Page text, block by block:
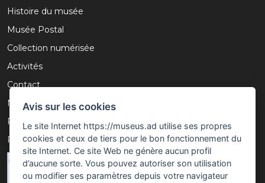
Histoire du musée
Musée Postal
Collection numérisée
Activités
Contact
Mention légale
Politique de confidentialité
Politique de cookies
Avis sur les cookies
Le site Internet https://museus.ad utilise ses propres
cookies et ceux de tiers pour le bon fonctionnement du
site Internet. Ce site Web ne génère aucun profil
d’aucune sorte. Vous pouvez autoriser son utilisation
ou modifier ses paramètres depuis votre navigateur